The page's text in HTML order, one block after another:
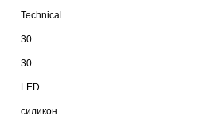
Technical
30
30
LED
силикон